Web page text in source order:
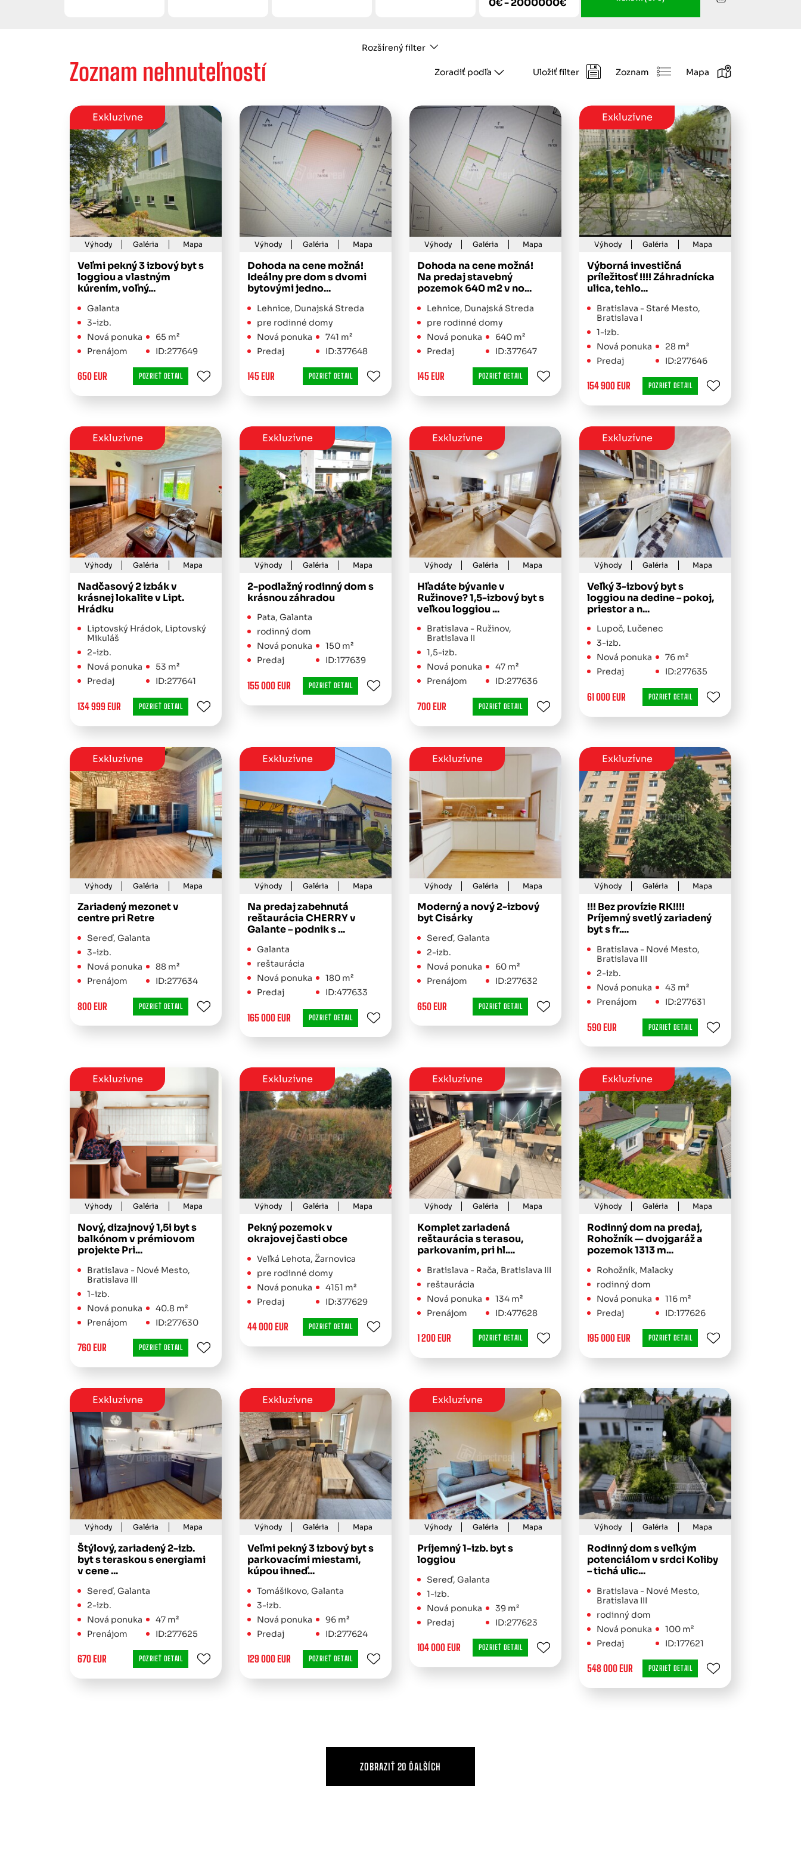
Rozšírený filter
Zoznam nehnuteľností Zoradiť podľa Uložiť filter Zoznam Mapa
Exkluzívne
Výhody Galéria Mapa
Veľmi pekný 3 izbový byt s
loggiou a vlastným
kúrením, voľný...
Galanta
3-izb.
Nová ponuka
65 m²
Prenájom
ID:277649
650 EUR POZRIEŤ DETAIL
Výhody Galéria Mapa
Dohoda na cene možná!
Ideálny pre dom s dvomi
bytovými jedno...
Lehnice, Dunajská Streda
pre rodinné domy
Nová ponuka
741 m²
Predaj
ID:377648
145 EUR POZRIEŤ DETAIL
Výhody Galéria Mapa
Dohoda na cene možná!
Na predaj stavebný
pozemok 640 m2 v no...
Lehnice, Dunajská Streda
pre rodinné domy
Nová ponuka
640 m²
Predaj
ID:377647
145 EUR POZRIEŤ DETAIL
Exkluzívne
Výhody Galéria Mapa
Výborná investičná
príležitosť !!!! Záhradnícka
ulica, tehlo...
Bratislava - Staré Mesto,
Bratislava I
1-izb.
Nová ponuka
28 m²
Predaj
ID:277646
154 900 EUR POZRIEŤ DETAIL
Exkluzívne
Výhody Galéria Mapa
Nadčasový 2 izbák v
krásnej lokalite v Lipt.
Hrádku
Liptovský Hrádok, Liptovský
Mikuláš
2-izb.
Nová ponuka
53 m²
Predaj
ID:277641
134 999 EUR POZRIEŤ DETAIL
Exkluzívne
Výhody Galéria Mapa
2-podlažný rodinný dom s
krásnou záhradou
Pata, Galanta
rodinný dom
Nová ponuka
150 m²
Predaj
ID:177639
155 000 EUR POZRIEŤ DETAIL
Exkluzívne
Výhody Galéria Mapa
Hľadáte bývanie v
Ružinove? 1,5-izbový byt s
veľkou loggiou ...
Bratislava - Ružinov,
Bratislava II
1,5-izb.
Nová ponuka
47 m²
Prenájom
ID:277636
700 EUR POZRIEŤ DETAIL
Exkluzívne
Výhody Galéria Mapa
Veľký 3-izbový byt s
loggiou na dedine – pokoj,
priestor a n...
Lupoč, Lučenec
3-izb.
Nová ponuka
76 m²
Predaj
ID:277635
61 000 EUR POZRIEŤ DETAIL
Exkluzívne
Výhody Galéria Mapa
Zariadený mezonet v
centre pri Retre
Sereď, Galanta
3-izb.
Nová ponuka
88 m²
Prenájom
ID:277634
800 EUR POZRIEŤ DETAIL
Exkluzívne
Výhody Galéria Mapa
Na predaj zabehnutá
reštaurácia CHERRY v
Galante – podnik s ...
Galanta
reštaurácia
Nová ponuka
180 m²
Predaj
ID:477633
165 000 EUR POZRIEŤ DETAIL
Exkluzívne
Výhody Galéria Mapa
Moderný a nový 2-izbový
byt Cisárky
Sereď, Galanta
2-izb.
Nová ponuka
60 m²
Prenájom
ID:277632
650 EUR POZRIEŤ DETAIL
Exkluzívne
Výhody Galéria Mapa
!!! Bez provízie RK!!!!
Príjemný svetlý zariadený
byt s fr....
Bratislava - Nové Mesto,
Bratislava III
2-izb.
Nová ponuka
43 m²
Prenájom
ID:277631
590 EUR POZRIEŤ DETAIL
Exkluzívne
Výhody Galéria Mapa
Nový, dizajnový 1,5i byt s
balkónom v prémiovom
projekte Pri...
Bratislava - Nové Mesto,
Bratislava III
1-izb.
Nová ponuka
40.8 m²
Prenájom
ID:277630
760 EUR POZRIEŤ DETAIL
Exkluzívne
Výhody Galéria Mapa
Pekný pozemok v
okrajovej časti obce
Veľká Lehota, Žarnovica
pre rodinné domy
Nová ponuka
4151 m²
Predaj
ID:377629
44 000 EUR POZRIEŤ DETAIL
Exkluzívne
Výhody Galéria Mapa
Komplet zariadená
reštaurácia s terasou,
parkovaním, pri hl....
Bratislava - Rača, Bratislava III
reštaurácia
Nová ponuka
134 m²
Prenájom
ID:477628
1 200 EUR POZRIEŤ DETAIL
Exkluzívne
Výhody Galéria Mapa
Rodinný dom na predaj,
Rohožník — dvojgaráž a
pozemok 1313 m...
Rohožník, Malacky
rodinný dom
Nová ponuka
116 m²
Predaj
ID:177626
195 000 EUR POZRIEŤ DETAIL
Exkluzívne
Výhody Galéria Mapa
Štýlový, zariadený 2-izb.
byt s teraskou s energiami
v cene ...
Sereď, Galanta
2-izb.
Nová ponuka
47 m²
Prenájom
ID:277625
670 EUR POZRIEŤ DETAIL
Exkluzívne
Výhody Galéria Mapa
Veľmi pekný 3 izbový byt s
parkovacími miestami,
kúpou ihneď...
Tomášikovo, Galanta
3-izb.
Nová ponuka
96 m²
Predaj
ID:277624
129 000 EUR POZRIEŤ DETAIL
Exkluzívne
Výhody Galéria Mapa
Príjemný 1-izb. byt s
loggiou
Sereď, Galanta
1-izb.
Nová ponuka
39 m²
Predaj
ID:277623
104 000 EUR POZRIEŤ DETAIL
Výhody Galéria Mapa
Rodinný dom s veľkým
potenciálom v srdci Koliby
– tichá ulic...
Bratislava - Nové Mesto,
Bratislava III
rodinný dom
Nová ponuka
100 m²
Predaj
ID:177621
548 000 EUR POZRIEŤ DETAIL
ZOBRAZIŤ 20 ĎALŠÍCH